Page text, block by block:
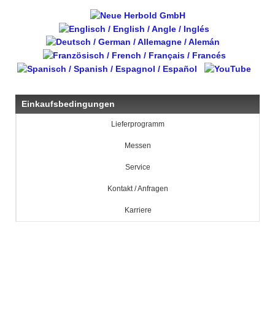
Einkaufsbedingungen
Lieferprogramm
Messen
Service
Kontakt / Anfragen
Karriere